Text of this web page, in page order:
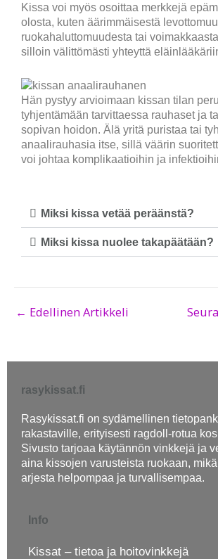
Kissa voi myös osoittaa merkkejä
olosta, kuten äärimmäisestä
ruokahaluttomuudesta tai
silloin välittömästi yhteyttä
Hän pystyy arvioimaan kissan tilan
tyhjentämään tarvittaessa rauhaset ja
sopivan hoidon. Älä yritä puristaa tai
anaalirauhasia itse, sillä väärin
voi johtaa komplikaatioihin ja
Miksi kissa vetää peräänstä?
Miksi kissa nuolee takapäätään?
← Edellinen Artikkeli
rasykissat.fi
Rasykissat.fi on sydämellinen
rakastaville, erityisesti ragdoll-rotua
Sivusto tarjoaa käytännön vinkkejä ja
aina kissojen varusteista ruokaan,
arjesta helpompaa ja turvallisempaa.
Info
Kissat – tietoa ja hoitovinkkejä